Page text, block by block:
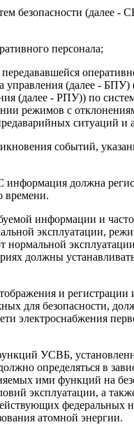
безопасности (далее -
персонала;
управления (далее - БПУ)
(далее - РПУ)) по
режимов с
ситуаций и
событий,
должна
времени.
информации и
эксплуатации,
нормальной
должны
и
для безопасности,
электроснабжения
УСВБ,
определяться в
ими функций на
эксплуатации, а
федеральных
атомной энергии.